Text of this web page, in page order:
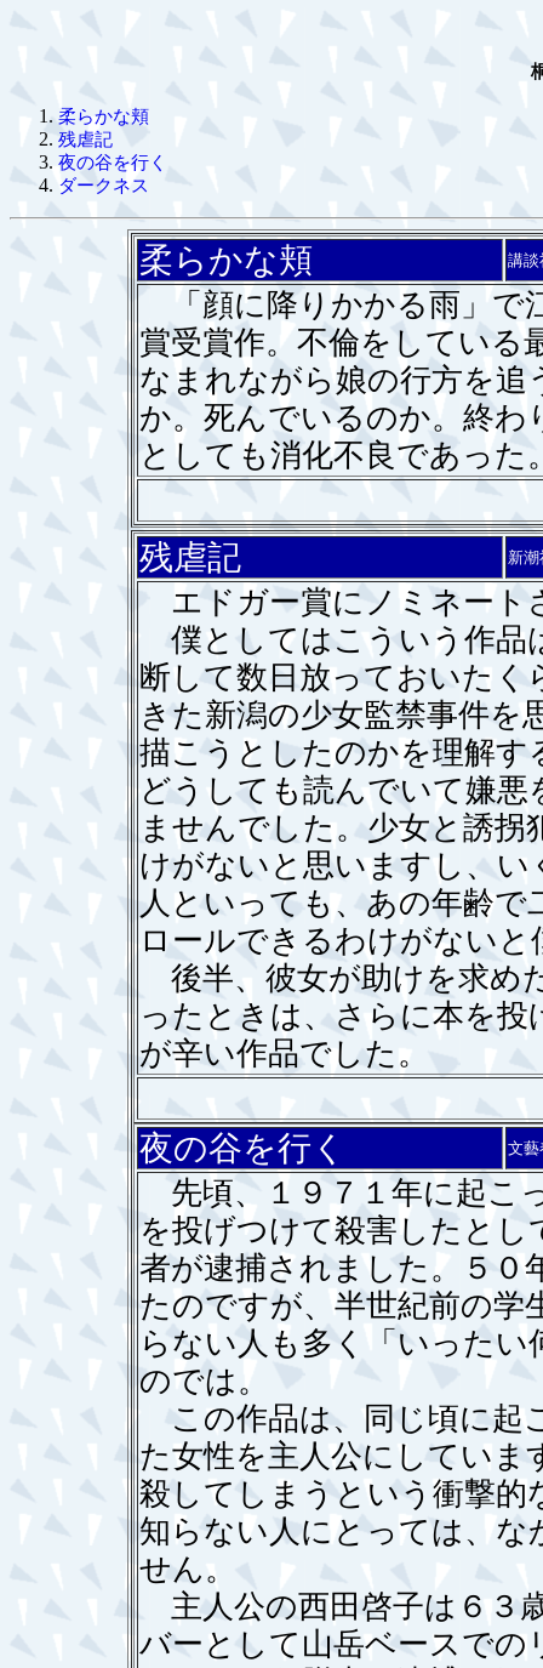
柔らかな頬
残虐記
夜の谷を行く
ダークネス
柔らかな頬 講談
「顔に降りかかる雨」で
賞受賞作。不倫をしている
なまれながら娘の行方を追
か。死んでいるのか。終わ
としても消化不良であった
残虐記 新潮
エドガー賞にノミネート
僕としてはこういう作品
断して数日放っておいた
きた新潟の少女監禁事件を
描こうとしたのかを理解す
どうしても読んでいて嫌
ませんでした。少女と誘
けがないと思いますし、
人といっても、あの年齢
ロールできるわけがない
後半、彼女が助けを求め
ったときは、さらに本を
が辛い作品でした。
夜の谷を行く 文
先頃、１９７１年に起こ
を投げつけて殺害したと
者が逮捕されました。５０
たのですが、半世紀前の学
らない人も多く「いった
のでは。
この作品は、同じ頃に起
た女性を主人公にしてい
殺してしまうという衝撃的
知らない人にとっては、
せん。
主人公の西田啓子は６３
バーとして山岳ベースでの